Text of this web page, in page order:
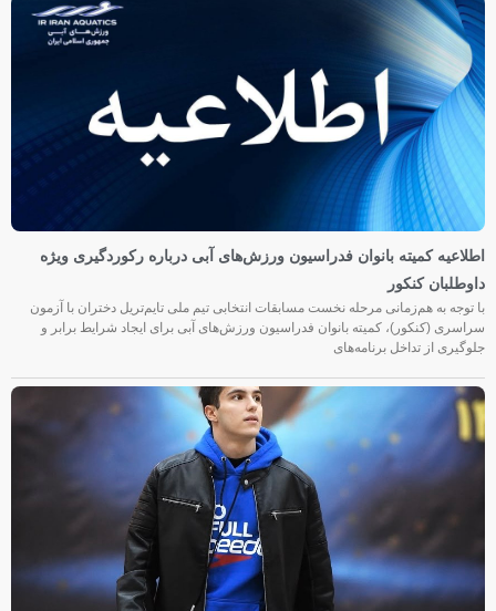
اطلاعیه کمیته بانوان فدراسیون ورزش‌های آبی درباره رکوردگیری ویژه
داوطلبان کنکور
با توجه به هم‌زمانی مرحله نخست مسابقات انتخابی تیم ملی تایم‌تریل دختران با آزمون
سراسری (کنکور)، کمیته بانوان فدراسیون ورزش‌های آبی برای ایجاد شرایط برابر و
جلوگیری از تداخل برنامه‌های